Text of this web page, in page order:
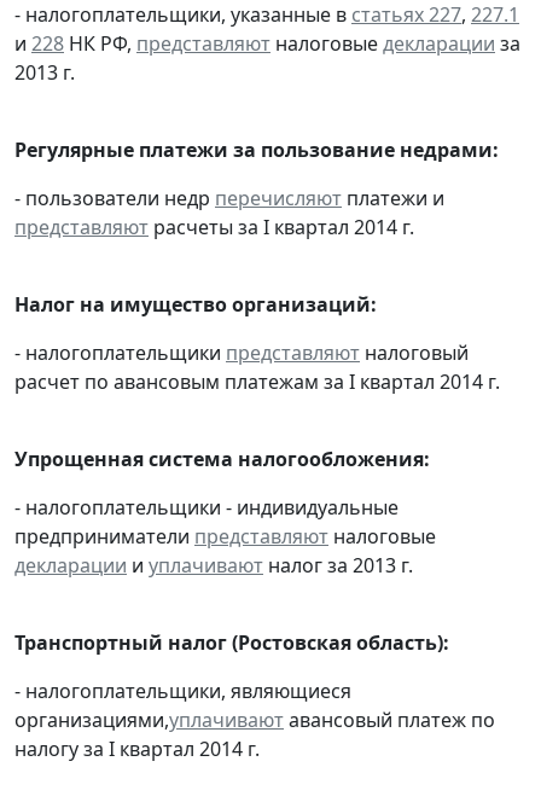
- налогоплательщики, указанные в статьях 227, 227.1
и 228 НК РФ, представляют налоговыедекларации за
2013 г.
Регулярные платежи за пользование недрами:
- пользователи недр перечисляют платежи и
представляют расчеты за I квартал 2014 г.
Налог на имущество организаций:
- налогоплательщики представляют налоговый
расчет по авансовым платежам за I квартал 2014 г.
Упрощенная система налогообложения:
- налогоплательщики - индивидуальные
предприниматели представляют налоговые
декларации и уплачивают налог за 2013 г.
Транспортный налог (Ростовская область):
- налогоплательщики, являющиеся
организациями,уплачиваютавансовый платеж по
налогу за I квартал 2014 г.